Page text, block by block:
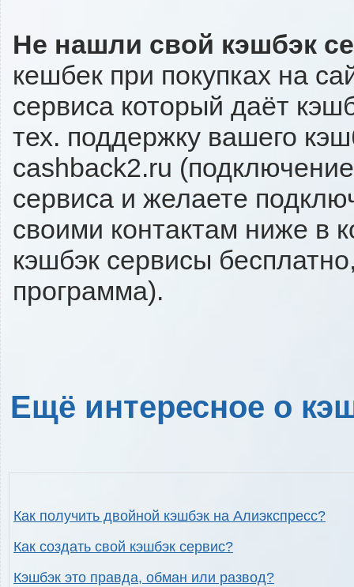
Не нашли свой кэшбэк
кешбек при покупках на
сервиса который даёт
тех. поддержку вашего
cashback2.ru
сервиса и желаете
своими контактам ниже в
кэшбэк сервисы
программа).
Ещё интересное о
Как получить двойной кэшбэк на Алиэкспресс?
Как создать свой кэшбэк сервис?
Кэшбэк это правда, обман или развод?